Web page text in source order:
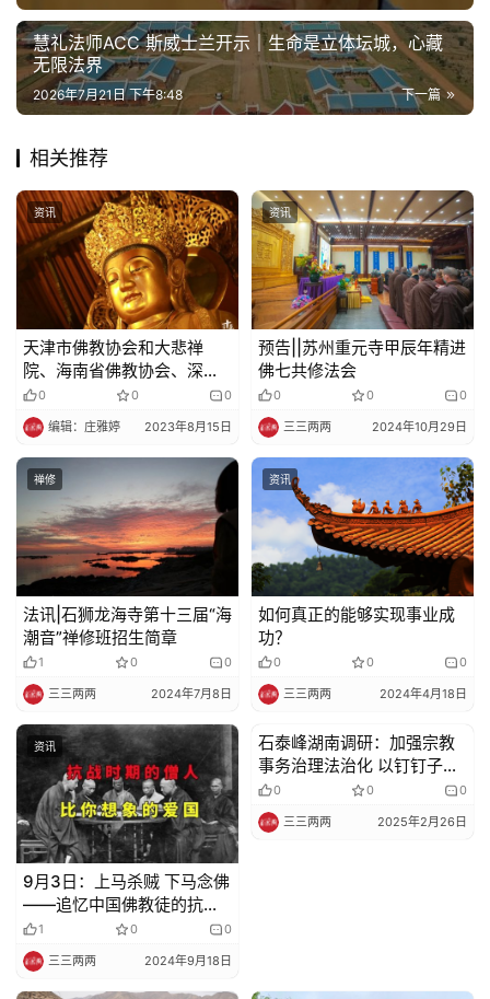
慧礼法师ACC 斯威士兰开示｜生命是立体坛城，心藏
无限法界
下一篇
2026年7月21日 下午8:48
相关推荐
资讯
天津市佛教协会和大悲禅
院、海南省佛教协会、深圳
弘法寺向灾区捐款
0 0 0
编辑：庄雅婷 2023年8月15日
资讯
预告||苏州重元寺甲辰年精进
佛七共修法会
0 0 0
三三两两 2024年10月29日
禅修
法讯|石狮龙海寺第十三届“海
潮音”禅修班招生简章
1 0 0
三三两两 2024年7月8日
资讯
如何真正的能够实现事业成
功？
0 0 0
三三两两 2024年4月18日
资讯
9月3日：上马杀贼 下马念佛
——追忆中国佛教徒的抗日
壮举
1 0 0
三三两两 2024年9月18日
资讯
石泰峰湖南调研：加强宗教
事务治理法治化 以钉钉子精
神抓好统战工作各项任务落
地落实
0 0 0
三三两两 2025年2月26日